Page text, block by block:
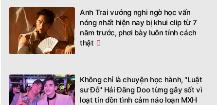
Anh Trai vướng nghi ngờ học vấn
nóng nhất hiện nay bị khui clip từ 7
năm trước, phơi bày luôn tính cách
thật
Không chỉ là chuyện học hành, "Luật
sư Đỗ" Hải Đăng Doo từng gây sốt vì
loạt tin đồn tình cảm náo loạn MXH